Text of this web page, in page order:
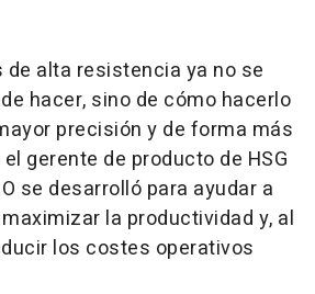
de alta resistencia ya no se
hacer, sino de cómo hacerlo
precisión y de forma más
gerente de producto de HSG
se desarrolló para ayudar a
la productividad y, al
los costes operativos